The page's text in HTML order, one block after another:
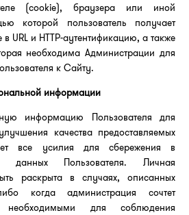
(cookie), браузера или иной
которой пользователь получает
URL и HTTP-аутентификацию, а также
необходима Администрации для
к Сайту.
информации
информацию Пользователя для
качества предоставляемых
все усилия для сбережения в
данных Пользователя. Личная
раскрыта в случаях, описанных
когда администрация сочтет
необходимыми для соблюдения